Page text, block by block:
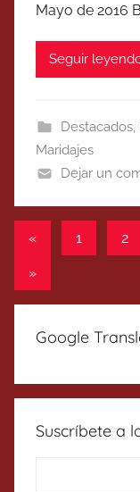
Mayo de 2016
Seguir
Destacados,
Maridajes
Dejar un
Paginación
de
entradas
«Entradas
1 2
Entradas
»
Google
Suscríbete a